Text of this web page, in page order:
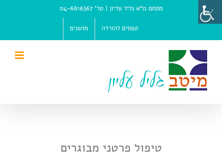
content
מתחם מ"א גליל עליון |טל' 04-6816367
טפסים להורדה מושגים
טיפול פרטני מבוגרים